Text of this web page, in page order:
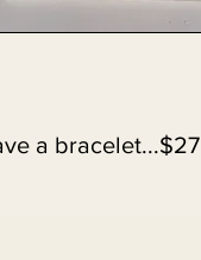
a bracelet...$27